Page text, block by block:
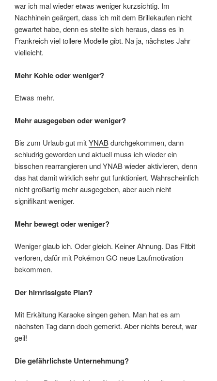
war ich mal wieder etwas weniger kurzsichtig. Im
Nachhinein geärgert, dass ich mit dem Brillekaufen nicht
gewartet habe, denn es stellte sich heraus, dass es in
Frankreich viel tollere Modelle gibt. Na ja, nächstes Jahr
vielleicht.
Mehr Kohle oder weniger?
Etwas mehr.
Mehr ausgegeben oder weniger?
Bis zum Urlaub gut mitYNABdurchgekommen, dann
schludrig geworden und aktuell muss ich wieder ein
bisschen rearrangieren und YNAB wieder aktivieren, denn
das hat damit wirklich sehr gut funktioniert. Wahrscheinlich
nicht großartig mehr ausgegeben, aber auch nicht
signifikant weniger.
Mehr bewegt oder weniger?
Weniger glaub ich. Oder gleich. Keiner Ahnung. Das Fitbit
verloren, dafür mit Pokémon GO neue Laufmotivation
bekommen.
Der hirnrissigste Plan?
Mit Erkältung Karaoke singen gehen. Man hat es am
nächsten Tag dann doch gemerkt. Aber nichts bereut, war
geil!
Die gefährlichste Unternehmung?